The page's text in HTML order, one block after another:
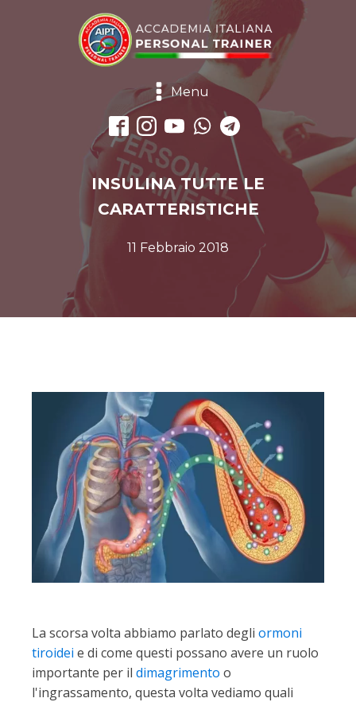
Menu
INSULINA TUTTE LE
CARATTERISTICHE
11 Febbraio 2018
La scorsa volta abbiamo parlato degli ormoni
tiroidei e di come questi possano avere un ruolo
importante per il dimagrimento o
l'ingrassamento, questa volta vediamo quali